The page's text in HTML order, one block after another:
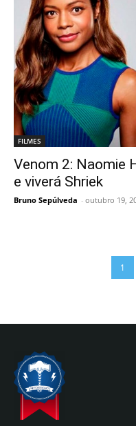
FILMES
Venom 2: Naomie
e viverá Shriek
Bruno Sepúlveda - outubro 19,
1